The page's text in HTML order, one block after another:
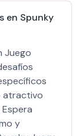
en Spunky
Juego
atractivo
y